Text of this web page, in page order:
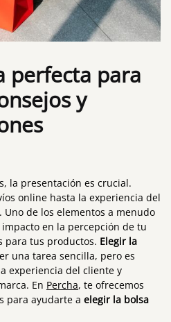
perfecta para
y
la presentación es crucial.
online hasta la experiencia del
de los elementos a menudo
en la percepción de tu
para tus productos. Elegir la
una tarea sencilla, pero es
experiencia del cliente y
En Percha, te ofrecemos
para ayudarte a elegir la bolsa